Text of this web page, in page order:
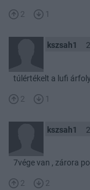
2 1
kszsah1
túlértékelt a lufi
2 1
kszsah1
7vége van , zárora
2 2